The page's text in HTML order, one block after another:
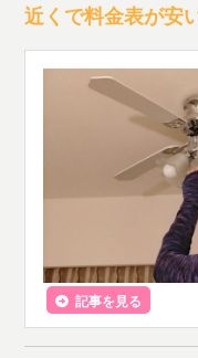
近くで料金表が安
記事を見る